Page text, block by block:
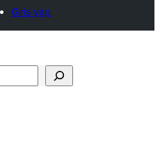
Giriş yap